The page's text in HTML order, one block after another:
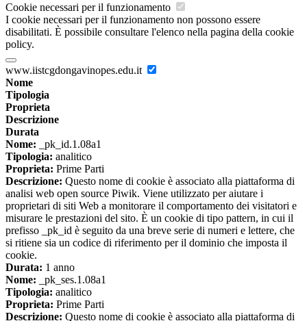
Cookie necessari per il funzionamento
I cookie necessari per il funzionamento non possono essere
disabilitati. È possibile consultare l'elenco nella pagina della cookie
policy.
www.iistcgdongavinopes.edu.it
Nome
Tipologia
Proprieta
Descrizione
Durata
Nome: _pk_id.1.08a1
Tipologia: analitico
Proprieta: Prime Parti
Descrizione: Questo nome di cookie è associato alla piattaforma di
analisi web open source Piwik. Viene utilizzato per aiutare i
proprietari di siti Web a monitorare il comportamento dei visitatori e
misurare le prestazioni del sito. È un cookie di tipo pattern, in cui il
prefisso _pk_id è seguito da una breve serie di numeri e lettere, che
si ritiene sia un codice di riferimento per il dominio che imposta il
cookie.
Durata: 1 anno
Nome: _pk_ses.1.08a1
Tipologia: analitico
Proprieta: Prime Parti
Descrizione: Questo nome di cookie è associato alla piattaforma di